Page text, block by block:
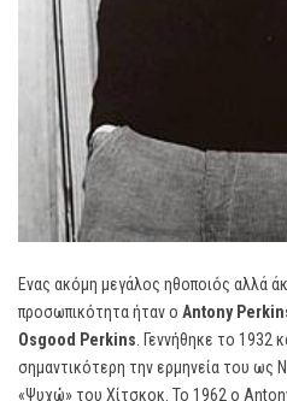
Ενας ακόμη μεγάλος ηθοποιός αλλά
προσωπικότητα ήταν ο Antony
Osgood Perkins. Γεννήθηκε το 1932
σημαντικότερη την ερμηνεία του ως
«Ψυχώ» του Χίτσκοκ. Το 1962 ο